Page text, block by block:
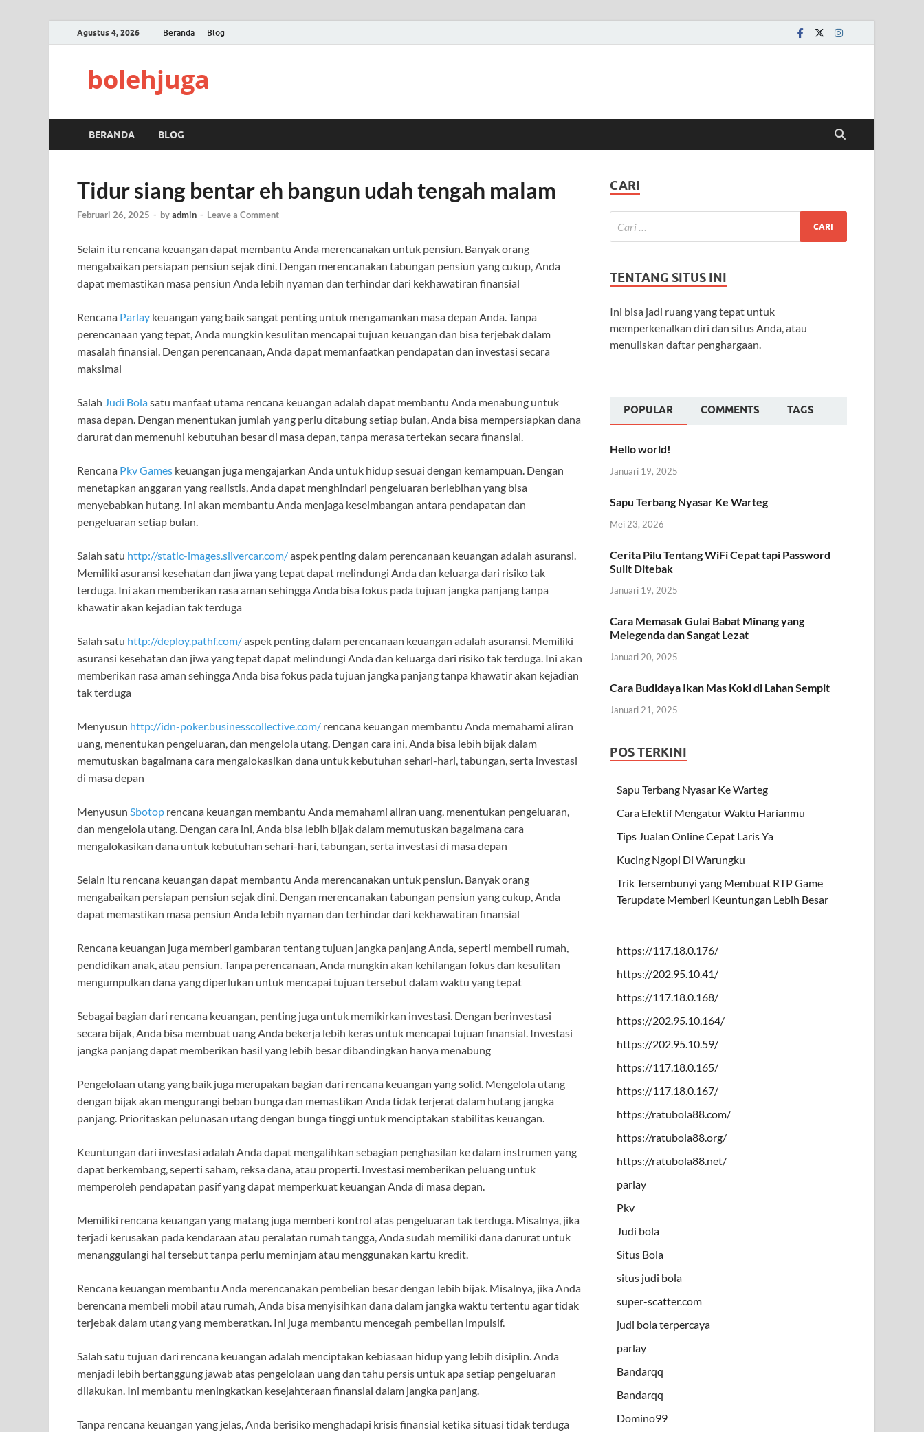
Agustus 4, 2026 Beranda Blog
bolehjuga
BERANDA BLOG
Tidur siang bentar eh bangun udah tengah malam
Februari 26, 2025 - byadmin - Leave a Comment
Selain itu rencana keuangan dapat membantu Anda merencanakan untuk pensiun. Banyak orang
mengabaikan persiapan pensiun sejak dini. Dengan merencanakan tabungan pensiun yang cukup, Anda
dapat memastikan masa pensiun Anda lebih nyaman dan terhindar dari kekhawatiran finansial
Rencana Parlay keuangan yang baik sangat penting untuk mengamankan masa depan Anda. Tanpa
perencanaan yang tepat, Anda mungkin kesulitan mencapai tujuan keuangan dan bisa terjebak dalam
masalah finansial. Dengan perencanaan, Anda dapat memanfaatkan pendapatan dan investasi secara
maksimal
Salah Judi Bolasatu manfaat utama rencana keuangan adalah dapat membantu Anda menabung untuk
masa depan. Dengan menentukan jumlah yang perlu ditabung setiap bulan, Anda bisa mempersiapkan dana
darurat dan memenuhi kebutuhan besar di masa depan, tanpa merasa tertekan secara finansial.
Rencana Pkv Games keuangan juga mengajarkan Anda untuk hidup sesuai dengan kemampuan. Dengan
menetapkan anggaran yang realistis, Anda dapat menghindari pengeluaran berlebihan yang bisa
menyebabkan hutang. Ini akan membantu Anda menjaga keseimbangan antara pendapatan dan
pengeluaran setiap bulan.
Salah satu http://static-images.silvercar.com/aspek penting dalam perencanaan keuangan adalah asuransi.
Memiliki asuransi kesehatan dan jiwa yang tepat dapat melindungi Anda dan keluarga dari risiko tak
terduga. Ini akan memberikan rasa aman sehingga Anda bisa fokus pada tujuan jangka panjang tanpa
khawatir akan kejadian tak terduga
Salah satu http://deploy.pathf.com/aspek penting dalam perencanaan keuangan adalah asuransi. Memiliki
asuransi kesehatan dan jiwa yang tepat dapat melindungi Anda dan keluarga dari risiko tak terduga. Ini akan
memberikan rasa aman sehingga Anda bisa fokus pada tujuan jangka panjang tanpa khawatir akan kejadian
tak terduga
Menyusun http://idn-poker.businesscollective.com/ rencana keuangan membantu Anda memahami aliran
uang, menentukan pengeluaran, dan mengelola utang. Dengan cara ini, Anda bisa lebih bijak dalam
memutuskan bagaimana cara mengalokasikan dana untuk kebutuhan sehari-hari, tabungan, serta investasi
di masa depan
Menyusun Sbotop rencana keuangan membantu Anda memahami aliran uang, menentukan pengeluaran,
dan mengelola utang. Dengan cara ini, Anda bisa lebih bijak dalam memutuskan bagaimana cara
mengalokasikan dana untuk kebutuhan sehari-hari, tabungan, serta investasi di masa depan
Selain itu rencana keuangan dapat membantu Anda merencanakan untuk pensiun. Banyak orang
mengabaikan persiapan pensiun sejak dini. Dengan merencanakan tabungan pensiun yang cukup, Anda
dapat memastikan masa pensiun Anda lebih nyaman dan terhindar dari kekhawatiran finansial
Rencana keuangan juga memberi gambaran tentang tujuan jangka panjang Anda, seperti membeli rumah,
pendidikan anak, atau pensiun. Tanpa perencanaan, Anda mungkin akan kehilangan fokus dan kesulitan
mengumpulkan dana yang diperlukan untuk mencapai tujuan tersebut dalam waktu yang tepat
Sebagai bagian dari rencana keuangan, penting juga untuk memikirkan investasi. Dengan berinvestasi
secara bijak, Anda bisa membuat uang Anda bekerja lebih keras untuk mencapai tujuan finansial. Investasi
jangka panjang dapat memberikan hasil yang lebih besar dibandingkan hanya menabung
Pengelolaan utang yang baik juga merupakan bagian dari rencana keuangan yang solid. Mengelola utang
dengan bijak akan mengurangi beban bunga dan memastikan Anda tidak terjerat dalam hutang jangka
panjang. Prioritaskan pelunasan utang dengan bunga tinggi untuk menciptakan stabilitas keuangan.
Keuntungan dari investasi adalah Anda dapat mengalihkan sebagian penghasilan ke dalam instrumen yang
dapat berkembang, seperti saham, reksa dana, atau properti. Investasi memberikan peluang untuk
memperoleh pendapatan pasif yang dapat memperkuat keuangan Anda di masa depan.
Memiliki rencana keuangan yang matang juga memberi kontrol atas pengeluaran tak terduga. Misalnya, jika
terjadi kerusakan pada kendaraan atau peralatan rumah tangga, Anda sudah memiliki dana darurat untuk
menanggulangi hal tersebut tanpa perlu meminjam atau menggunakan kartu kredit.
Rencana keuangan membantu Anda merencanakan pembelian besar dengan lebih bijak. Misalnya, jika Anda
berencana membeli mobil atau rumah, Anda bisa menyisihkan dana dalam jangka waktu tertentu agar tidak
terjebak dalam utang yang memberatkan. Ini juga membantu mencegah pembelian impulsif.
Salah satu tujuan dari rencana keuangan adalah menciptakan kebiasaan hidup yang lebih disiplin. Anda
menjadi lebih bertanggung jawab atas pengelolaan uang dan tahu persis untuk apa setiap pengeluaran
dilakukan. Ini membantu meningkatkan kesejahteraan finansial dalam jangka panjang.
Tanpa rencana keuangan yang jelas, Anda berisiko menghadapi krisis finansial ketika situasi tidak terduga
CARI
TENTANG SITUS INI
Ini bisa jadi ruang yang tepat untuk
memperkenalkan diri dan situs Anda, atau
menuliskan daftar penghargaan.
POPULAR COMMENTS TAGS
Hello world!
Januari 19, 2025
Sapu Terbang Nyasar Ke Warteg
Mei 23, 2026
Cerita Pilu Tentang WiFi Cepat tapi Password
Sulit Ditebak
Januari 19, 2025
Cara Memasak Gulai Babat Minang yang
Melegenda dan Sangat Lezat
Januari 20, 2025
Cara Budidaya Ikan Mas Koki di Lahan Sempit
Januari 21, 2025
POS TERKINI
Sapu Terbang Nyasar Ke Warteg
Cara Efektif Mengatur Waktu Harianmu
Tips Jualan Online Cepat Laris Ya
Kucing Ngopi Di Warungku
Trik Tersembunyi yang Membuat RTP Game
Terupdate Memberi Keuntungan Lebih Besar
https://117.18.0.176/
https://202.95.10.41/
https://117.18.0.168/
https://202.95.10.164/
https://202.95.10.59/
https://117.18.0.165/
https://117.18.0.167/
https://ratubola88.com/
https://ratubola88.org/
https://ratubola88.net/
parlay
Pkv
Judi bola
Situs Bola
situs judi bola
super-scatter.com
judi bola terpercaya
parlay
Bandarqq
Bandarqq
Domino99